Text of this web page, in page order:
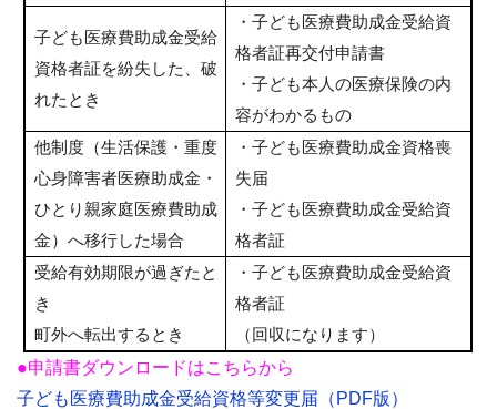
子ども医療費助成金受給
資格者証を紛失した、破
れたとき
・子ども医療費助成金受給資
格者証再交付申請書
・子ども本人の医療保険の内
容がわかるもの
他制度（生活保護・重度
心身障害者医療助成金・
ひとり親家庭医療費助成
金）へ移行した場合
・子ども医療費助成金資格喪
失届
・子ども医療費助成金受給資
格者証
受給有効期限が過ぎたと
き
町外へ転出するとき
・子ども医療費助成金受給資
格者証
（回収になります）
●申請書ダウンロードはこちらから
子ども医療費助成金受給資格等変更届（PDF版）